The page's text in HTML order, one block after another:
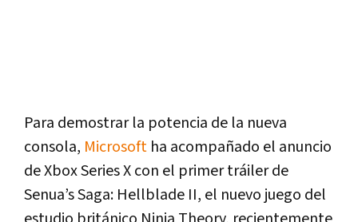
Para demostrar la potencia de la nueva
consola, Microsoft ha acompañado el anuncio
de Xbox Series X con el primer tráiler de
Senua’s Saga: Hellblade II, el nuevo juego del